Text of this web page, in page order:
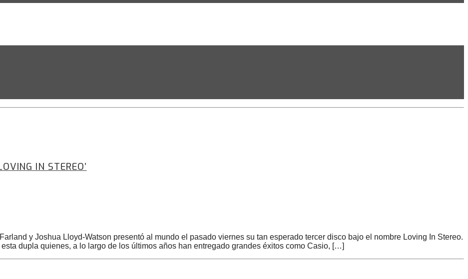
IN STEREO’
y Joshua Lloyd-Watson presentó al mundo el pasado viernes su tan esperado tercer disco bajo el nombre Loving In Stereo.
dupla quienes, a lo largo de los últimos años han entregado grandes éxitos como Casio, […]